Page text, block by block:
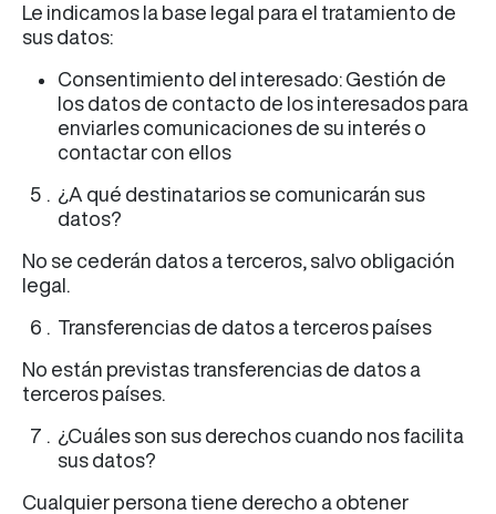
Le indicamos la base legal para el tratamiento de
sus datos:
Consentimiento del interesado: Gestión de
los datos de contacto de los interesados para
enviarles comunicaciones de su interés o
contactar con ellos
¿A qué destinatarios se comunicarán sus
datos?
No se cederán datos a terceros, salvo obligación
legal.
Transferencias de datos a terceros países
No están previstas transferencias de datos a
terceros países.
¿Cuáles son sus derechos cuando nos facilita
sus datos?
Cualquier persona tiene derecho a obtener